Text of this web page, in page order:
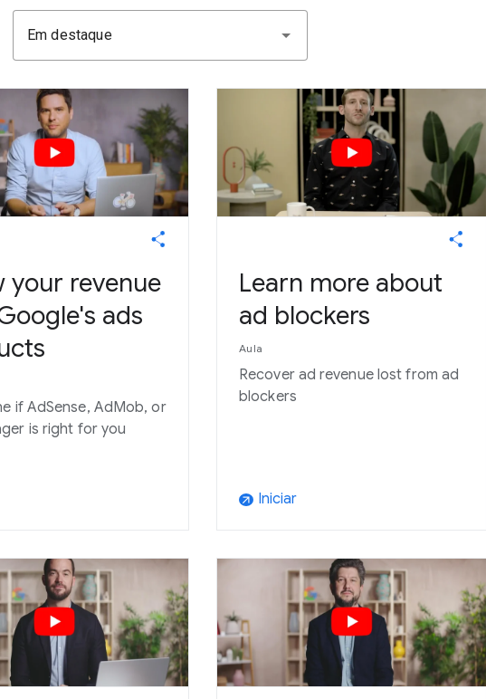
Em destaque
your revenue
ads
if AdSense, AdMob, or
is right for you
Learn more about
ad blockers
Aula
Recover ad revenue lost from ad
blockers
arrow_outward Iniciar